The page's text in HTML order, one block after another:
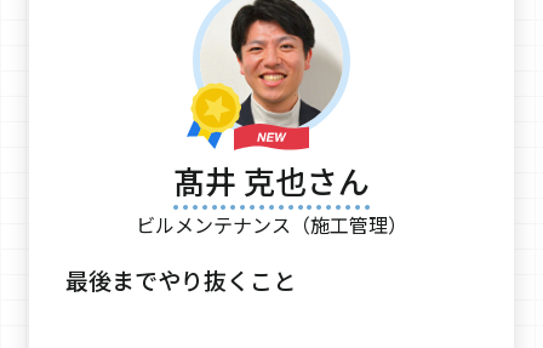
髙井 克也さん
ビルメンテナンス（施工管理）
最後までやり抜くこと